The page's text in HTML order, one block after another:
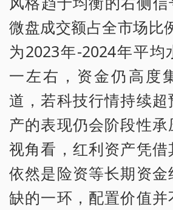
微盘成交额占全市场比
为2023年-2024年平均
一左右，资金仍高度
道，若科技行情持续
产的表现仍会阶段性
视角看，红利资产凭借
依然是险资等长期资
缺的一环，配置价值并